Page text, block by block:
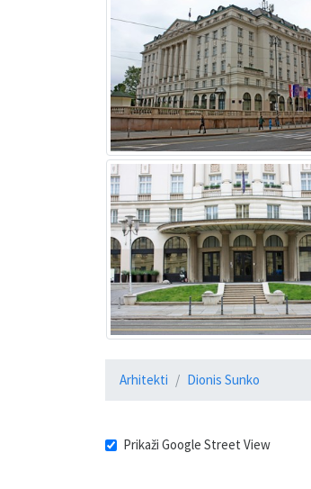
Arhitekti Dionis Sunko
Prikaži Google Street View